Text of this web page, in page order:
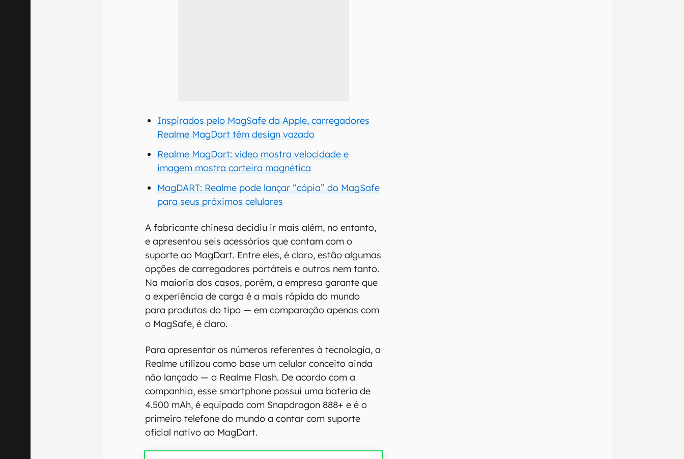
Inspirados pelo MagSafe da Apple, carregadores
Realme MagDart têm design vazado
Realme MagDart: vídeo mostra velocidade e
imagem mostra carteira magnética
MagDART: Realme pode lançar “cópia” do MagSafe
para seus próximos celulares
A fabricante chinesa decidiu ir mais além, no entanto,
e apresentou seis acessórios que contam com o
suporte ao MagDart. Entre eles, é claro, estão algumas
opções de carregadores portáteis e outros nem tanto.
Na maioria dos casos, porém, a empresa garante que
a experiência de carga é a mais rápida do mundo
para produtos do tipo — em comparação apenas com
o MagSafe, é claro.
Para apresentar os números referentes à tecnologia, a
Realme utilizou como base um celular conceito ainda
não lançado — o Realme Flash. De acordo com a
companhia, esse smartphone possui uma bateria de
4.500 mAh, é equipado com Snapdragon 888+ e é o
primeiro telefone do mundo a contar com suporte
oficial nativo ao MagDart.